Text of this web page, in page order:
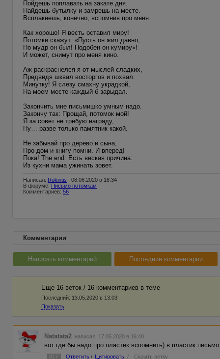
Пойдешь поплавать на закате дня.
Найдешь бутылку и замрешь на месте.
Всплакнешь, конечно, вспомнив про меня.
Как хорошо! Я весть оставил миру!
Потомки скажут: «Пусть он жил давно,
Но мудр он был! Подобен он кумиру»!
И может, снимут про меня кино.
Аж раскраснелся я от мыслей сладких,
Предвидя шквал восторгов и похвал.
Минутку! Я слезу смахну украдкой,
На моем месте каждый б зарыдал.
Закончить мне письмишко умным надо.
Закончу так: Прощай, потомок мой!
Я за совет не требую награду,
Ну… разве только памятник какой.
Не забывай про дерево и сына,
Про дом и книгу помни. И вперед!
Пока! The end. Есть веская причина:
Из кухни мама ужинать зовет.
Написал: Rokintis , 08.06.2020 в 18:34
В форуме: Письмо потомкам
Комментариев: 56
Комментарии
Написать комментарий Последние комментарии
Еще 16 веток / 16 комментариев в темe
Последний: 13.05.2020 в 13:03
Показать
Natatata2 написал 17.05.2020 в 16:40
вот где бы надо про пластик вспомнить) в пластик
#17 Ответить / Цитировать / Скрыть ветку